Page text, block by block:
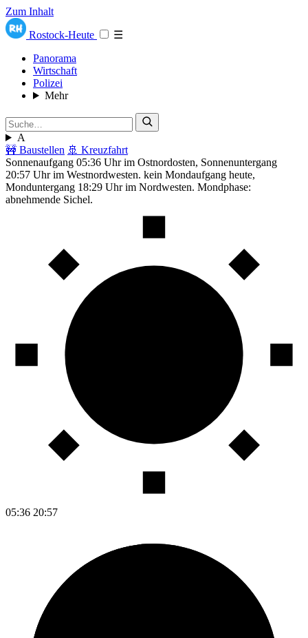
Zum Inhalt
Rostock-Heute
☰
Panorama
Wirtschaft
Polizei
Mehr
A
🚧 Baustellen 🚢 Kreuzfahrt
Sonnenaufgang 05:36 Uhr im Ostnordosten, Sonnenuntergang
20:57 Uhr im Westnordwesten. kein Mondaufgang heute,
Monduntergang 18:29 Uhr im Nordwesten. Mondphase:
abnehmende Sichel.
05:36 20:57